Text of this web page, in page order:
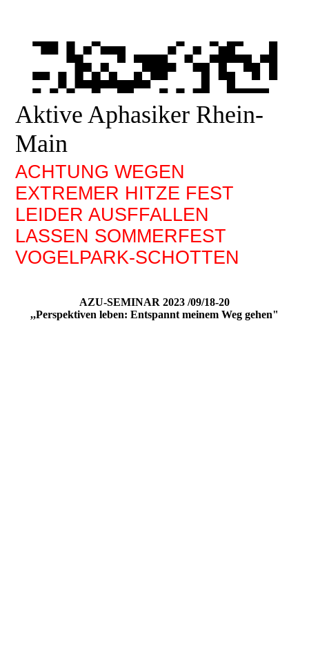
Aktive Aphasiker Rhein-
Main
ACHTUNG WEGEN
EXTREMER HITZE FEST
LEIDER AUSFFALLEN
LASSEN SOMMERFEST
VOGELPARK-SCHOTTEN
AZU-SEMINAR 2023 /09/18-20
,,Perspektiven leben: Entspannt meinem Weg gehen"